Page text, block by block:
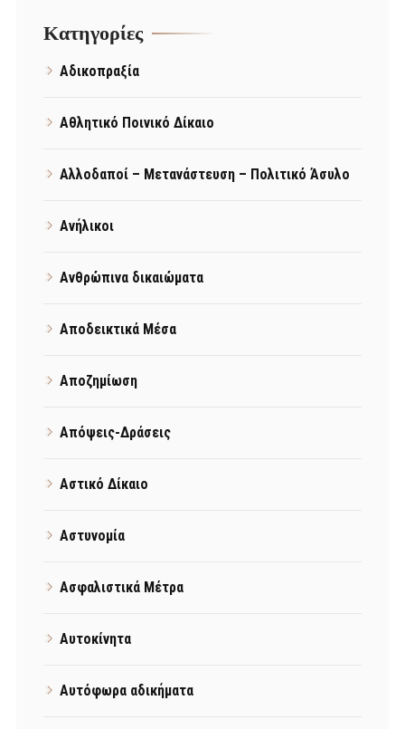
Kατηγορίες
Αδικοπραξία
Αθλητικό Ποινικό Δίκαιο
Αλλοδαποί – Μετανάστευση – Πολιτικό Άσυλο
Ανήλικοι
Ανθρώπινα δικαιώματα
Αποδεικτικά Μέσα
Αποζημίωση
Απόψεις-Δράσεις
Αστικό Δίκαιο
Αστυνομία
Ασφαλιστικά Μέτρα
Αυτοκίνητα
Αυτόφωρα αδικήματα